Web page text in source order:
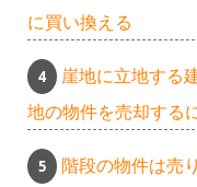
朝
に買い換える
崖地に立地する
地の物件を売却する
階段の物件は売